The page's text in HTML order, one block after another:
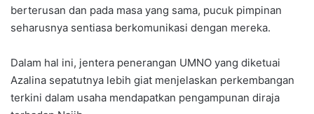
berterusan dan pada masa yang sama, pucuk pimpinan
seharusnya sentiasa berkomunikasi dengan mereka.
Dalam hal ini, jentera penerangan UMNO yang diketuai
Azalina sepatutnya lebih giat menjelaskan perkembangan
terkini dalam usaha mendapatkan pengampunan diraja